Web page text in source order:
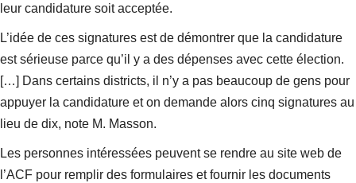
leur candidature soit acceptée.
L’idée de ces signatures est de démontrer que la candidature
est sérieuse parce qu’il y a des dépenses avec cette élection.
[…] Dans certains districts, il n’y a pas beaucoup de gens pour
appuyer la candidature et on demande alors cinq signatures au
lieu de dix, note M. Masson.
Les personnes intéressées peuvent se rendre au site web de
l’ACF pour remplir des formulaires et fournir les documents